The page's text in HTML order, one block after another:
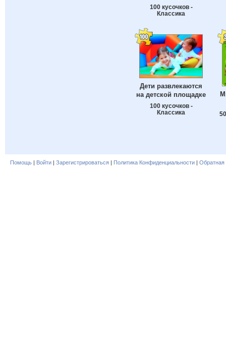
100 кусочков -
Классика
Дети развлекаются
на детской площадке
100 кусочков -
Классика
Помощь | Войти | Зарегистрироваться | Политика Конфиденциальности | Обратная